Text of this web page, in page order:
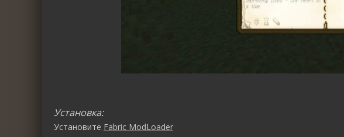
Установка:
Установите Fabric ModLoader